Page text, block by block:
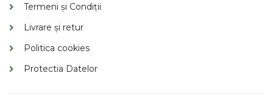
Termeni și Condiții
Livrare și retur
Politica cookies
Protectia Datelor